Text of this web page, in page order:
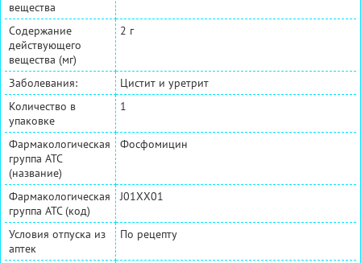
вещества
Содержание
действующего
вещества (мг)
2 г
Заболевания:
Цистит и уретрит
Количество в
упаковке
1
Фармакологическая
группа АТС
(название)
Фосфомицин
Фармакологическая
группа АТС (код)
J01XX01
Условия отпуска из
аптек
По рецепту